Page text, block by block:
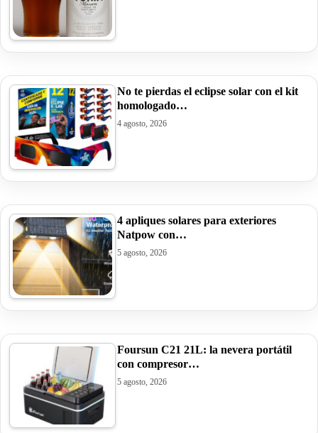
No te pierdas el eclipse solar con el kit
homologado…
4 agosto, 2026
4 apliques solares para exteriores
Natpow con…
5 agosto, 2026
Foursun C21 21L: la nevera portátil
con compresor…
5 agosto, 2026